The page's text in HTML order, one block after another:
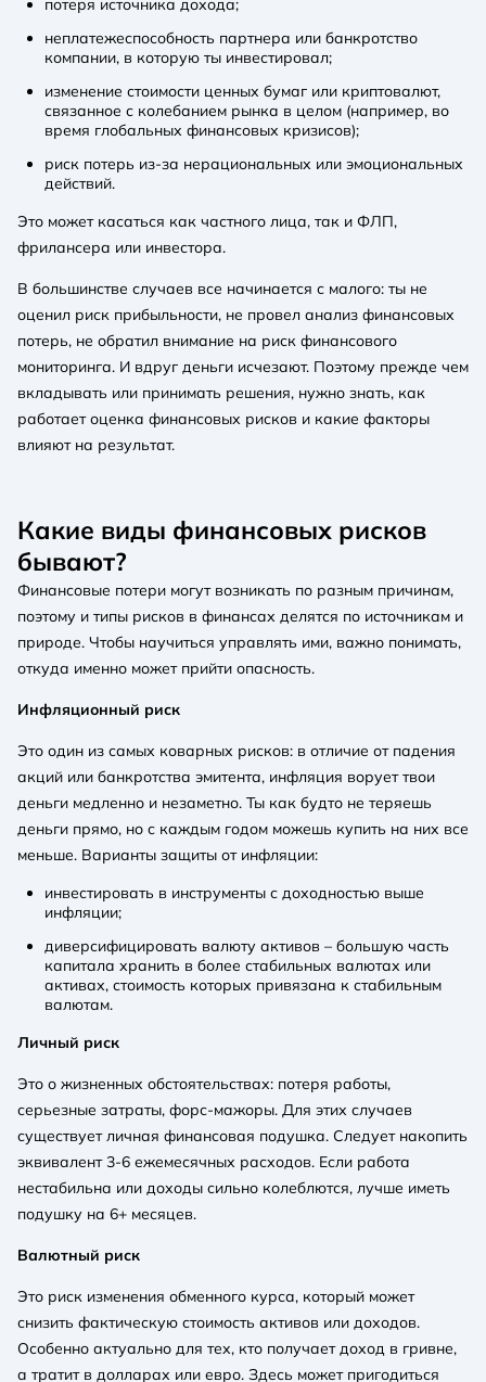
неплатежеспособность партнера или банкротство
компании, в которую ты инвестировал;
изменение стоимости ценных бумаг или криптовалют,
связанное с колебанием рынка в целом (например, во
время глобальных финансовых кризисов);
риск потерь из-за нерациональных или эмоциональных
действий.
Это может касаться как частного лица, так и ФЛП,
фрилансера или инвестора.
В большинстве случаев все начинается с малого: ты не
оценил риск прибыльности, не провел анализ финансовых
потерь, не обратил внимание на риск финансового
мониторинга. И вдруг деньги исчезают. Поэтому прежде чем
вкладывать или принимать решения, нужно знать, как
работает оценка финансовых рисков и какие факторы
влияют на результат.
Какие виды финансовых рисков
бывают?
Финансовые потери могут возникать по разным причинам,
поэтому и типы рисков в финансах делятся по источникам и
природе. Чтобы научиться управлять ими, важно понимать,
откуда именно может прийти опасность.
Инфляционный риск
Это один из самых коварных рисков: в отличие от падения
акций или банкротства эмитента, инфляция ворует твои
деньги медленно и незаметно. Ты как будто не теряешь
деньги прямо, но с каждым годом можешь купить на них все
меньше. Варианты защиты от инфляции:
инвестировать в инструменты с доходностью выше
инфляции;
диверсифицировать валюту активов – большую часть
капитала хранить в более стабильных валютах или
активах, стоимость которых привязана к стабильным
валютам.
Личный риск
Это о жизненных обстоятельствах: потеря работы,
серьезные затраты, форс-мажоры. Для этих случаев
существует личная финансовая подушка. Следует накопить
эквивалент 3-6 ежемесячных расходов. Если работа
нестабильна или доходы сильно колеблются, лучше иметь
подушку на 6+ месяцев.
Валютный риск
Это риск изменения обменного курса, который может
снизить фактическую стоимость активов или доходов.
Особенно актуально для тех, кто получает доход в гривне,
а тратит в долларах или евро. Здесь может пригодиться